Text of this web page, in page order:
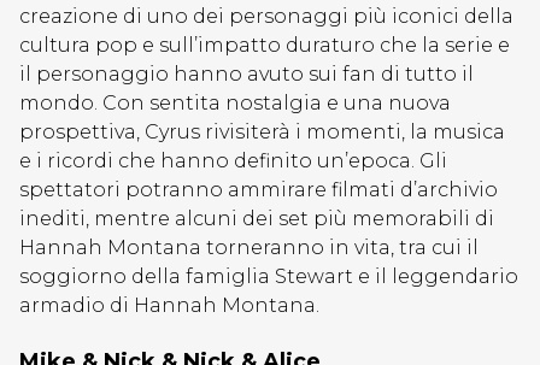
creazione di uno dei personaggi più iconici della
cultura pop e sull’impatto duraturo che la serie e
il personaggio hanno avuto sui fan di tutto il
mondo. Con sentita nostalgia e una nuova
prospettiva, Cyrus rivisiterà i momenti, la musica
e i ricordi che hanno definito un’epoca. Gli
spettatori potranno ammirare filmati d’archivio
inediti, mentre alcuni dei set più memorabili di
Hannah Montana torneranno in vita, tra cui il
soggiorno della famiglia Stewart e il leggendario
armadio di Hannah Montana.